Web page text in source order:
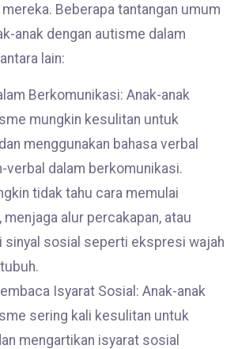
Beberapa tantangan umum
anak dengan autisme dalam
lain:
Berkomunikasi: Anak-anak
mungkin kesulitan untuk
menggunakan bahasa verbal
verbal dalam berkomunikasi.
tidak tahu cara memulai
menjaga alur percakapan, atau
sinyal sosial seperti ekspresi wajah
Isyarat Sosial: Anak-anak
sering kali kesulitan untuk
mengartikan isyarat sosial